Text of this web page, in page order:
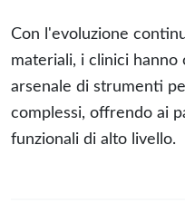
Con l'evoluzione
materiali, i clinici hanno
arsenale di strumenti
complessi, offrendo ai
funzionali di alto livello.